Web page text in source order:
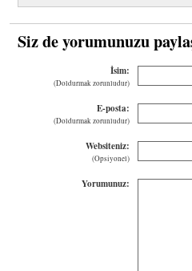
Siz de yorumunuzu
İsim:
(Doldurmak zorunludur)
E-posta:
(Doldurmak zorunludur)
Websiteniz:
(Opsiyonel)
Yorumunuz: